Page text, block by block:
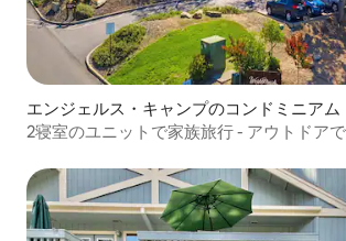
エンジェルス・キャンプのコンドミニアム
2寝室のユニットで家族旅行 - アウトドア